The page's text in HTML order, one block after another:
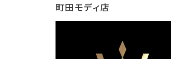
町田モディ店